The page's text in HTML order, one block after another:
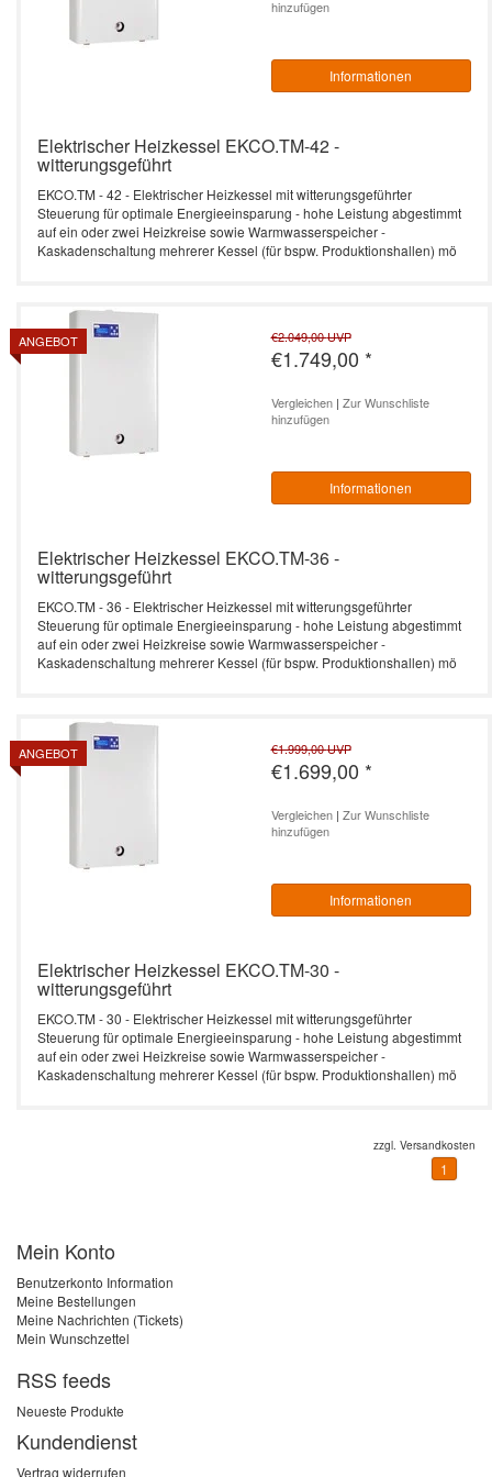
hinzufügen
Informationen
Elektrischer Heizkessel EKCO.TM-42 -
witterungsgeführt
EKCO.TM - 42 - Elektrischer Heizkessel mit witterungsgeführter
Steuerung für optimale Energieeinsparung - hohe Leistung abgestimmt
auf ein oder zwei Heizkreise sowie Warmwasserspeicher -
Kaskadenschaltung mehrerer Kessel (für bspw. Produktionshallen) mö
ANGEBOT €2.049,00UVP
€1.749,00 *
Vergleichen| Zur Wunschliste
hinzufügen
Informationen
Elektrischer Heizkessel EKCO.TM-36 -
witterungsgeführt
EKCO.TM - 36 - Elektrischer Heizkessel mit witterungsgeführter
Steuerung für optimale Energieeinsparung - hohe Leistung abgestimmt
auf ein oder zwei Heizkreise sowie Warmwasserspeicher -
Kaskadenschaltung mehrerer Kessel (für bspw. Produktionshallen) mö
ANGEBOT €1.999,00UVP
€1.699,00 *
Vergleichen| Zur Wunschliste
hinzufügen
Informationen
Elektrischer Heizkessel EKCO.TM-30 -
witterungsgeführt
EKCO.TM - 30 - Elektrischer Heizkessel mit witterungsgeführter
Steuerung für optimale Energieeinsparung - hohe Leistung abgestimmt
auf ein oder zwei Heizkreise sowie Warmwasserspeicher -
Kaskadenschaltung mehrerer Kessel (für bspw. Produktionshallen) mö
zzgl. Versandkosten
1
Mein Konto
Benutzerkonto Information
Meine Bestellungen
Meine Nachrichten (Tickets)
Mein Wunschzettel
RSS feeds
Neueste Produkte
Kundendienst
Vertrag widerrufen